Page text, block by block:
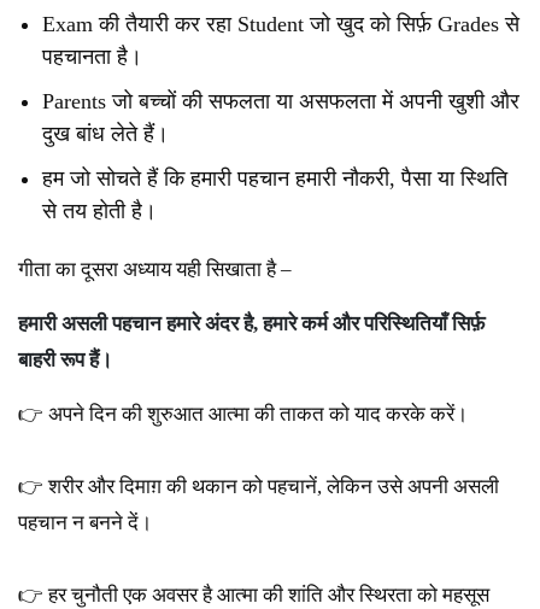
Exam की तैयारी कर रहा Student जो खुद को सिर्फ़ Grades से
पहचानता है।
Parents जो बच्चों की सफलता या असफलता में अपनी खुशी और
दुख बांध लेते हैं।
हम जो सोचते हैं कि हमारी पहचान हमारी नौकरी, पैसा या स्थिति
से तय होती है।
गीता का दूसरा अध्याय यही सिखाता है –
हमारीअसलीपहचानहमारेअंदरहै,हमारेकर्मऔरपरिस्थितियाँसिर्फ़
बाहरीरूपहैं।
👉 अपने दिन की शुरुआत आत्मा की ताकत को याद करके करें।
👉 शरीर और दिमाग़ की थकान को पहचानें, लेकिन उसे अपनी असली
पहचान न बनने दें।
👉 हर चुनौती एक अवसर है आत्मा की शांति और स्थिरता को महसूस